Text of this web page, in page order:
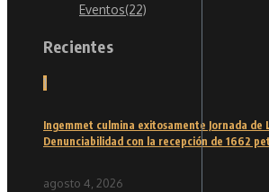
Eventos(22)
Recientes
1
Ingemmet culmina exitosamente Jornada de
Denunciabilidad con la recepción de 1662
agosto 4, 2026